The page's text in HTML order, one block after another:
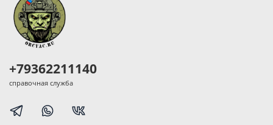
+79362211140
справочная служба